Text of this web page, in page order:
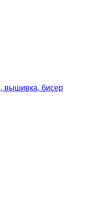
вышивка, бисер